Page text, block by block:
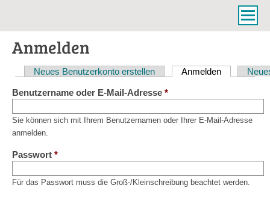
Anmelden
Haupt-
Reiter
Neues Benutzerkonto erstellen Anmelden(aktiver
Benutzername oder E-Mail-Adresse *
Sie können sich mit Ihrem Benutzernamen oder Ihrer E-Mail-Adresse
anmelden.
Passwort *
Für das Passwort muss die Groß-/Kleinschreibung beachtet werden.